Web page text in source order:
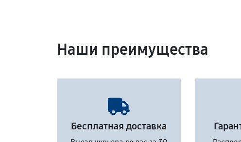
Наши преимущества
Бесплатная доставка